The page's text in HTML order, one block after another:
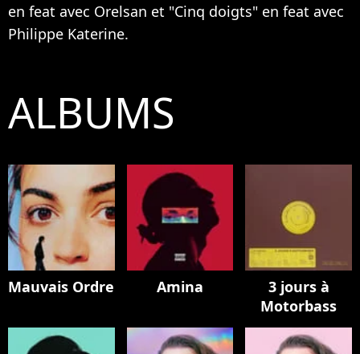
en feat avec Orelsan et "Cinq doigts" en feat avec
Philippe Katerine.
ALBUMS
Mauvais Ordre Amina
3 jours à
Motorbass